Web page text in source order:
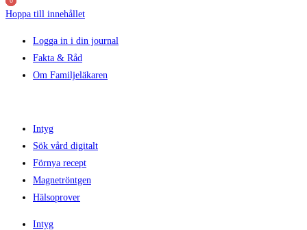
Hoppa till innehållet
Logga in i din journal
Fakta & Råd
Om Familjeläkaren
Intyg
Sök vård digitalt
Förnya recept
Magnetröntgen
Hälsoprover
Intyg